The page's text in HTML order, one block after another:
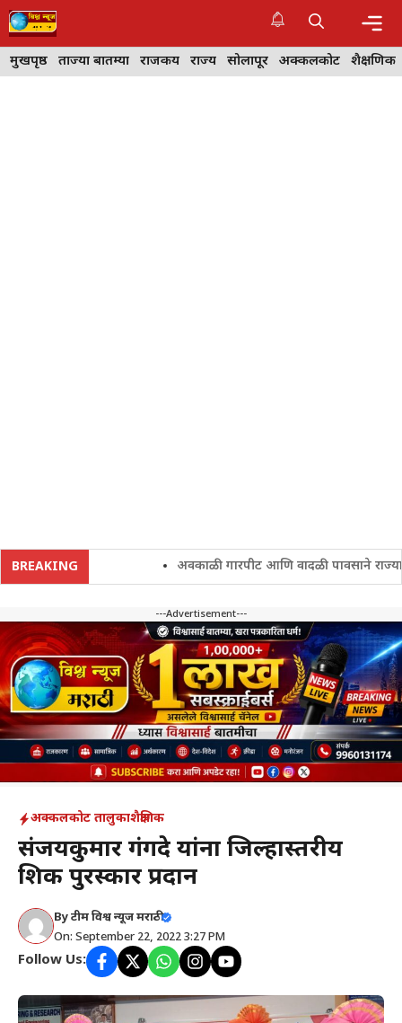
Skip
to
content
मुखपृष्ठ ताज्या बातम्या राजकीय राज्य सोलापूर अक्कलकोट शैक्षणिक
BREAKING अवकाळी गारपीट आणि वादळी पावसाने
---Advertisement---
अक्कलकोट तालुकाशैक्षणिक
संजयकुमार गंगदे यांना जिल्हास्तरीय
शिक्षक पुरस्कार प्रदान
Byटीम विश्व न्यूज मराठी
On: September 22, 2022 3:27 PM
Follow Us: